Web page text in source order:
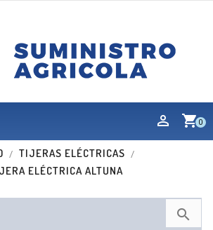
shopping_cart0
TIJERAS ELÉCTRICAS
ELÉCTRICA ALTUNA
